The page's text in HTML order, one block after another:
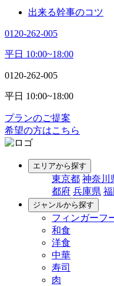
出来る幹事のコツ
0120-262-005
平日 10:00~18:00
0120-262-005
平日 10:00~18:00
プランのご提案
希望の方はこちら
エリアから探す
東京都 神奈川
都府 兵庫県
ジャンルから探す
フィンガーフ
和食
洋食
中華
寿司
肉